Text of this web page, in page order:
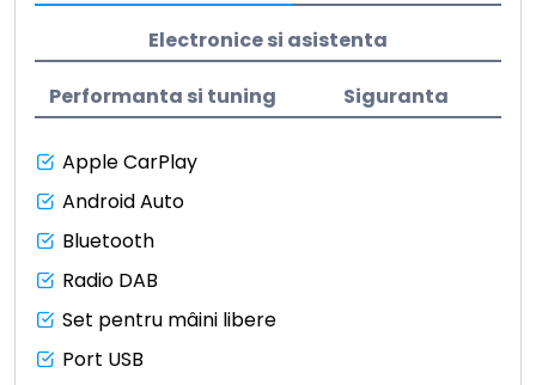
Electronice si asistenta
Performanta si tuning Siguranta
Apple CarPlay
Android Auto
Bluetooth
Radio DAB
Set pentru mâini libere
Port USB